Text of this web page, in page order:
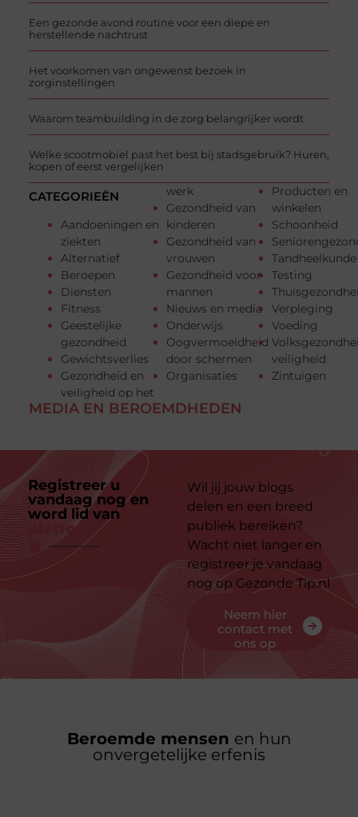
Een gezonde avond routine voor een diepe en
herstellende nachtrust
Het voorkomen van ongewenst bezoek in
zorginstellingen
Waarom teambuilding in de zorg belangrijker wordt
Welke scootmobiel past het best bij stadsgebruik? Huren,
kopen of eerst vergelijken
CATEGORIEËN
Aandoeningen en
ziekten
Alternatief
Beroepen
Diensten
Fitness
Geestelijke
gezondheid
Gewichtsverlies
Gezondheid en
veiligheid op het
werk
Gezondheid van
kinderen
Gezondheid van
vrouwen
Gezondheid voor
mannen
Nieuws en media
Onderwijs
Oogvermoeidheid
door schermen
Organisaties
Producten en
winkelen
Schoonheid
Tandheelkunde
Testing
Verpleging
Voeding
veiligheid
Zintuigen
MEDIA EN BEROEMDHEDEN
Registreer u
vandaag nog en
word lid van
platform
Wil jij jouw blogs
delen en een breed
publiek bereiken?
Wacht niet langer en
registreer je vandaag
nog op Gezonde Tip.nl
Neem hier
contact met
ons op
Beroemde mensen en hun
onvergetelijke erfenis